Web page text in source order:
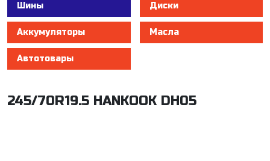
Шины Диски
Аккумуляторы Масла
Автотовары
245/70R19.5 HANKOOK DH05